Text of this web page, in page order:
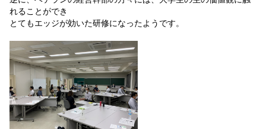
れることができ
とてもエッジが効いた研修になったようです。